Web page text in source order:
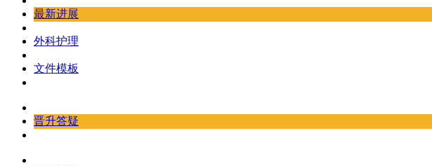
最新进展
外科护理
文件模板
晋升答疑